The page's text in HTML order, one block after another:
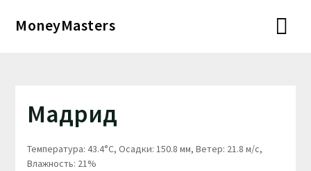
MoneyMasters
Мадрид
Температура: 43.4°C, Осадки: 150.8 мм, Ветер: 21.8 м/с,
Влажность: 21%